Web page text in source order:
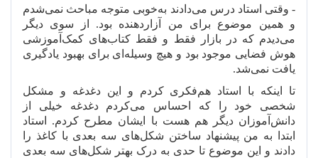
- وقتی استاد درس میدادند بهخوبی متوجه مباحث نمیشدم
و همین موضوع برای من آزاردهنده بود. از سوی دیگر
میدیدم که در بازار فقط و فقط کتابهای کمک آموزشی
هوش فضایی موجود بود و هیچ وسیله ای برای بهبود یادگیری
یافت نمیشد.
تا اینکه با استاد همفکری کردم و این دغدغه و مشکل
شخصی خود را که احساس میکردم دغدغه خیلی از
دانش آموزان دیگر هم هست با ایشان مطرح کردم. استاد
ابتدا به من پیشنهاد ساختن شکلهای سه بعدی با کاغذ را
دادند و این موضوع تا حدی به درک بهتر شکلهای سه بعدی